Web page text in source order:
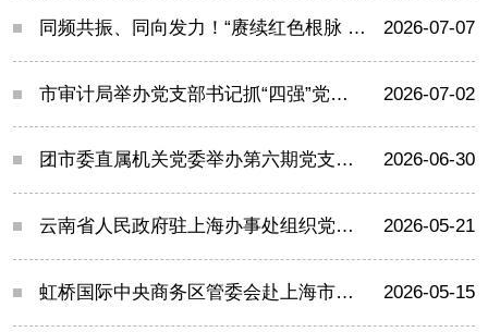
同频共振、同向发力！“赓续红色根脉 赋能基层治理”主题活动举行 2026-07-07
市审计局举办党支部书记抓“四强”党支部建设能力提升班 2026-07-02
团市委直属机关党委举办第六期党支部书记沙龙 2026-06-30
云南省人民政府驻上海办事处组织党员干部到南京东路街道开展主题党日活动 2026-05-21
虹桥国际中央商务区管委会赴上海市气象局开展党建联建活动 2026-05-15